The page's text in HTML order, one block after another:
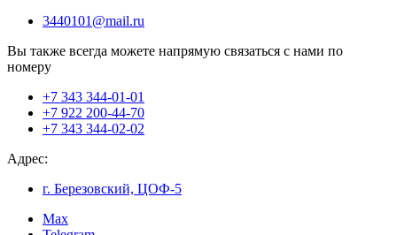
3440101@mail.ru
Вы также всегда можете напрямую связаться с нами по
номеру
+7 343 344-01-01
+7 922 200-44-70
+7 343 344-02-02
Адрес:
г. Березовский, ЦОФ-5
Max